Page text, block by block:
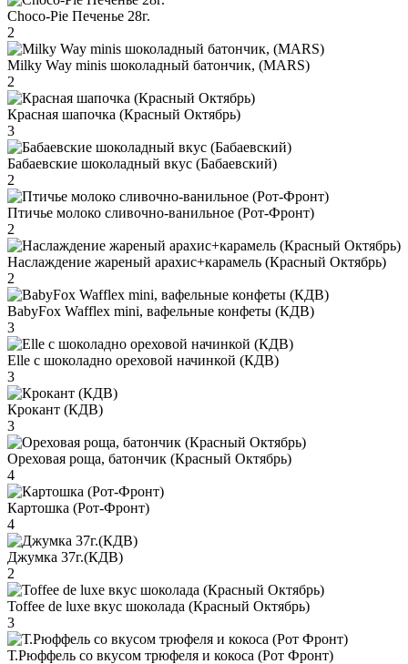
Choco-Pie Печенье 28г.
2
Milky Way minis шоколадный батончик, (MARS)
2
Красная шапочка (Красный Октябрь)
3
Бабаевские шоколадный вкус (Бабаевский)
2
Птичье молоко сливочно-ванильное (Рот-Фронт)
2
Наслаждение жареный арахис+карамель (Красный Октябрь)
2
BabyFox Wafflex mini, вафельные конфеты (КДВ)
3
Elle с шоколадно ореховой начинкой (КДВ)
3
Крокант (КДВ)
3
Ореховая роща, батончик (Красный Октябрь)
4
Картошка (Рот-Фронт)
4
Джумка 37г.(КДВ)
2
Toffee de luxe вкус шоколада (Красный Октябрь)
3
Т.Рюффель со вкусом трюфеля и кокоса (Рот Фронт)